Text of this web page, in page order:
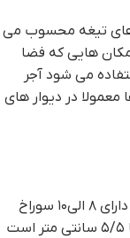
آجر های تیغه محسوب می
مکان هایی که فضا
می شود آجر
در دیوار های
آجر لفتون ۱۰ سوراخ، به آجری گفته می شود که دارای ۸ الی۱۰ سوراخ
برروی سطح مقطعش می باشد و قطر آن ۵/۱ تا ۵/۵ سانتی متر است